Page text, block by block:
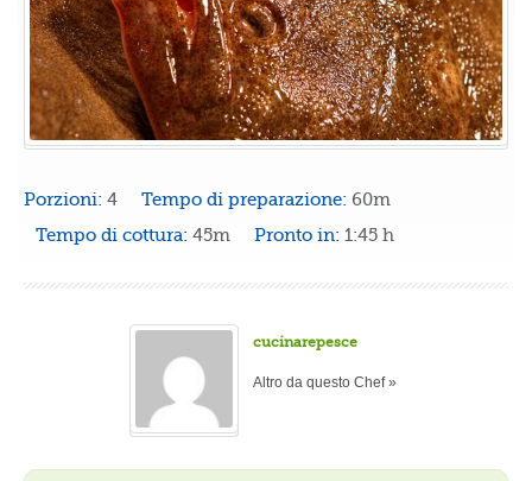
Porzioni: 4 Tempo di preparazione: 60m
Tempo di cottura: 45m Pronto in: 1:45 h
cucinarepesce
Altro da questo Chef »